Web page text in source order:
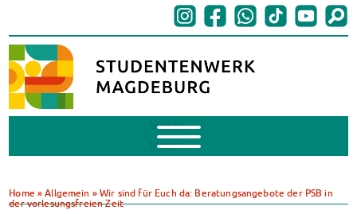
Mobile
Menu
BAföG beantragen
BAföG-FAQs
Home »Allgemein »Wir sind für Euch da: Beratungsangebote der PSB in
der vorlesungsfreien Zeit